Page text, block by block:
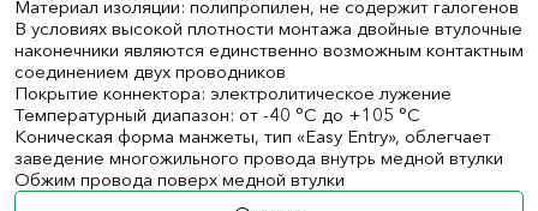
Материал изоляции: полипропилен, не содержит галогенов
В условиях высокой плотности монтажа двойные втулочные
наконечники являются единственно возможным контактным
соединением двух проводников
Покрытие коннектора: электролитическое лужение
Температурный диапазон: от -40 °C до +105 °C
Коническая форма манжеты, тип «Easy Entry», облегчает
заведение многожильного провода внутрь медной втулки
Обжим провода поверх медной втулки